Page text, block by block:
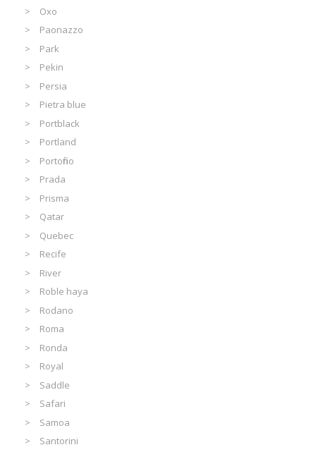
Oxo
Paonazzo
Park
Pekin
Persia
Pietra blue
Portblack
Portland
Portofino
Prada
Prisma
Qatar
Quebec
Recife
River
Roble haya
Rodano
Roma
Ronda
Royal
Saddle
Safari
Samoa
Santorini